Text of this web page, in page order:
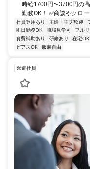
時給1700円〜3700円の
勤務OK！ ✅商談やクロ
社員登用あり 主婦・主夫歓迎
即日勤務OK
職場見学可 フル
食費補助あり
研修あり 在宅OK
ピアスOK
服装自由
派遣社員